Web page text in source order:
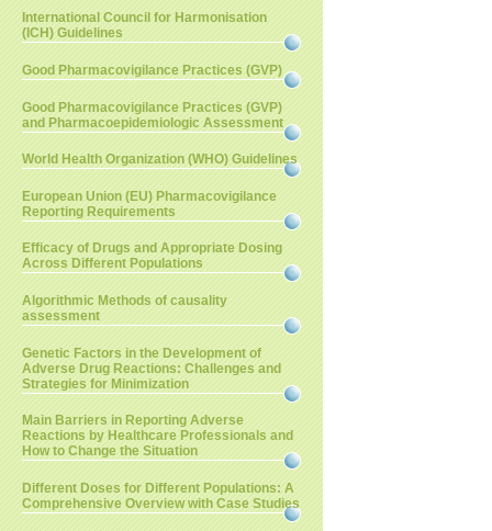
International Council for Harmonisation
(ICH) Guidelines
Good Pharmacovigilance Practices (GVP)
Good Pharmacovigilance Practices (GVP)
and Pharmacoepidemiologic Assessment
World Health Organization (WHO) Guidelines
European Union (EU) Pharmacovigilance
Reporting Requirements
Efficacy of Drugs and Appropriate Dosing
Across Different Populations
Algorithmic Methods of causality
assessment
Genetic Factors in the Development of
Adverse Drug Reactions: Challenges and
Strategies for Minimization
Main Barriers in Reporting Adverse
Reactions by Healthcare Professionals and
How to Change the Situation
Different Doses for Different Populations: A
Comprehensive Overview with Case Studies